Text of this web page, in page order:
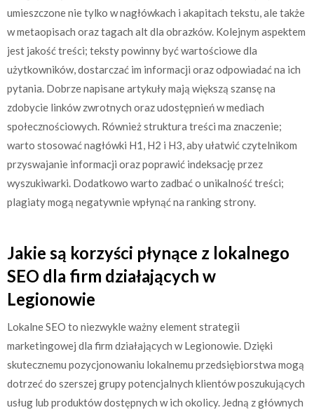
umieszczone nie tylko w nagłówkach i akapitach tekstu, ale także
w metaopisach oraz tagach alt dla obrazków. Kolejnym aspektem
jest jakość treści; teksty powinny być wartościowe dla
użytkowników, dostarczać im informacji oraz odpowiadać na ich
pytania. Dobrze napisane artykuły mają większą szansę na
zdobycie linków zwrotnych oraz udostępnień w mediach
społecznościowych. Również struktura treści ma znaczenie;
warto stosować nagłówki H1, H2 i H3, aby ułatwić czytelnikom
przyswajanie informacji oraz poprawić indeksację przez
wyszukiwarki. Dodatkowo warto zadbać o unikalność treści;
plagiaty mogą negatywnie wpłynąć na ranking strony.
Jakie są korzyści płynące z lokalnego
SEO dla firm działających w
Legionowie
Lokalne SEO to niezwykle ważny element strategii
marketingowej dla firm działających w Legionowie. Dzięki
skutecznemu pozycjonowaniu lokalnemu przedsiębiorstwa mogą
dotrzeć do szerszej grupy potencjalnych klientów poszukujących
usług lub produktów dostępnych w ich okolicy. Jedną z głównych